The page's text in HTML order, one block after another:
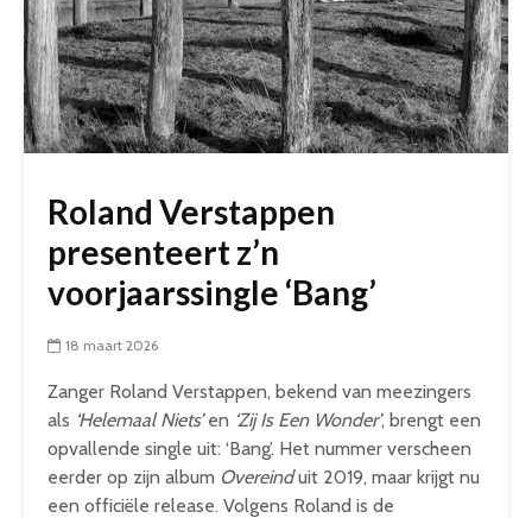
Roland Verstappen
presenteert z’n
voorjaarssingle ‘Bang’
18 maart 2026
Zanger Roland Verstappen, bekend van meezingers
als ‘Helemaal Niets’en ‘Zij Is Een Wonder’, brengt een
opvallende single uit: ‘Bang’. Het nummer verscheen
eerder op zijn album Overeinduit 2019, maar krijgt nu
een officiële release. Volgens Roland is de